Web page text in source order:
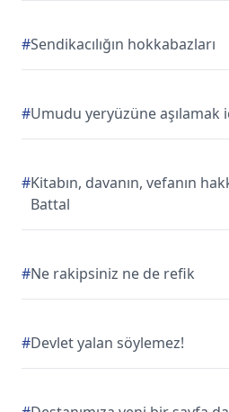
#Sendikacılığın hokkabazları
#Umudu yeryüzüne aşılamak
#Kitabın, davanın, vefanın
Battal
#Ne rakipsiniz ne de refik
#Devlet yalan söylemez!